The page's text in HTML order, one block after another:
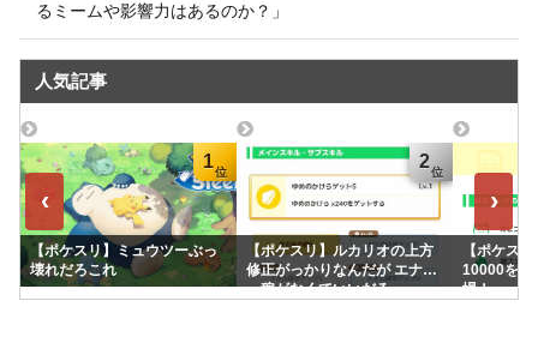
るミームや影響力はあるのか？」
人気記事
‹
1
【ポケスリ】ミュウツーぶっ
壊れだろこれ
2
【ポケスリ】ルカリオの上方
修正がっかりなんだが エナジ
ー稼がなくていいだろ
【ポケス
10000を超
場！
›